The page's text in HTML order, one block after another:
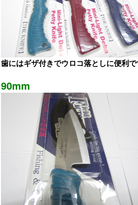
歯にはギザ付きでウロコ落としに便利で
90mm